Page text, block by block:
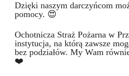
Dzięki naszym darczyńcom
pomocy. 😍
Ochotnicza Straż Pożarna w
instytucja, na którą zawsze
bez podziałów. My Wam
❤️